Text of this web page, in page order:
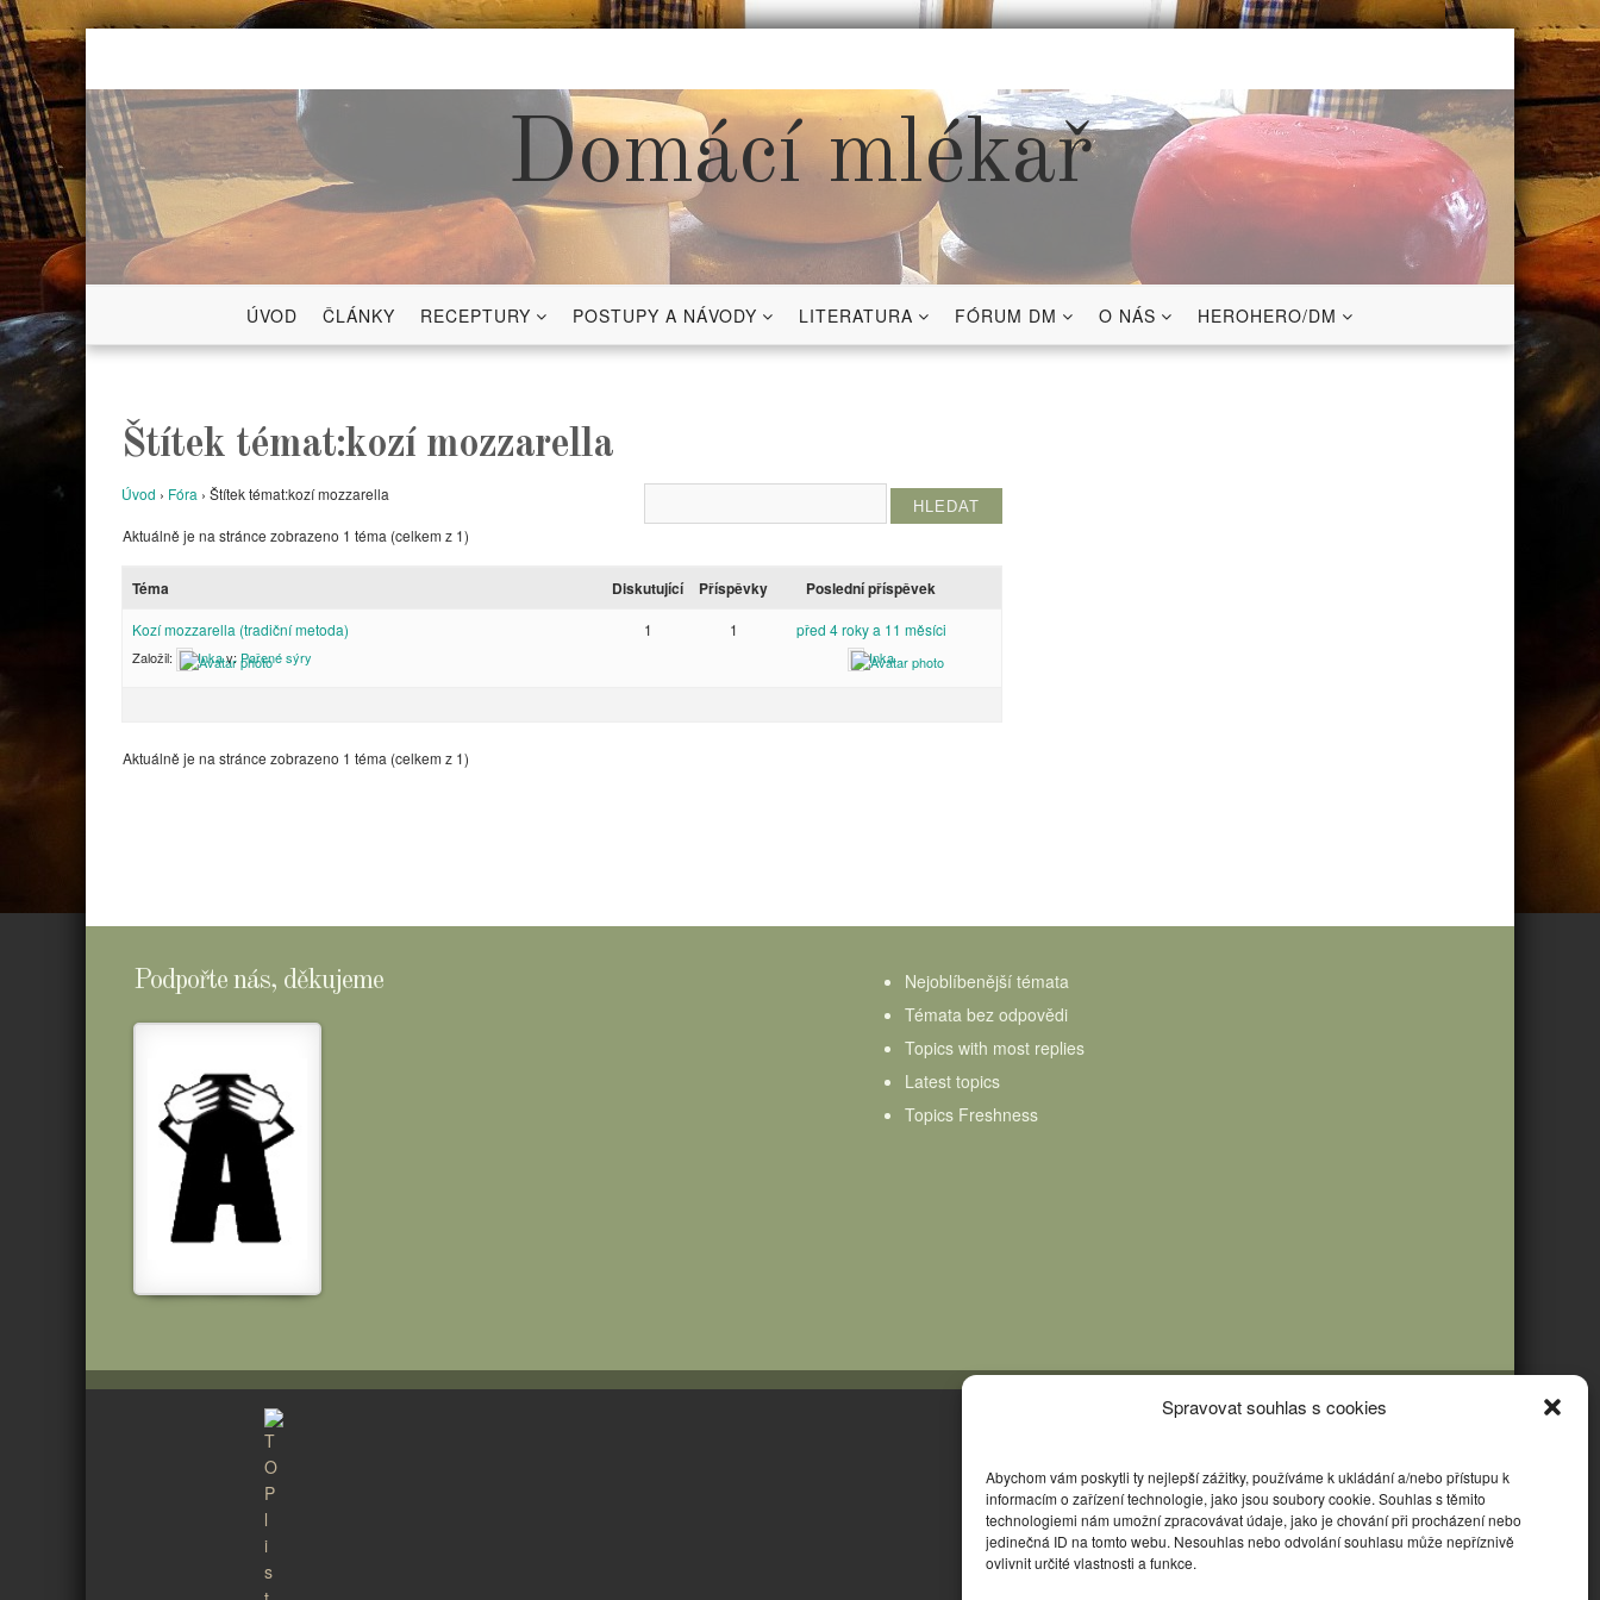
Spravovat souhlas s cookies
Abychom vám poskytli ty nejlepší zážitky, používáme k ukládání a/nebo přístupu k
informacím o zařízení technologie, jako jsou soubory cookie. Souhlas s těmito
technologiemi nám umožní zpracovávat údaje, jako je chování při procházení nebo
jedinečná ID na tomto webu. Nesouhlas nebo odvolání souhlasu může nepříznivě
ovlivnit určité vlastnosti a funkce.
Skip
content
Domácí mlékař
ÚVOD ČLÁNKY RECEPTURY POSTUPY A NÁVODY LITERATURA FÓRUM DM O NÁS HEROHERO/DM
Štítek témat:kozí mozzarella
Úvod › Fóra › Štítek témat:kozí mozzarella
Aktuálně je na stránce zobrazeno 1 téma (celkem z 1)
Téma Diskutující Příspěvky Poslední příspěvek
Kozí mozzarella (tradiční metoda)
Založil: Inkav:Pařené sýry
1 1 před 4 roky a 11 měsíci
Inka
Aktuálně je na stránce zobrazeno 1 téma (celkem z 1)
Podpořte nás, děkujeme
Nejoblíbenější témata
Témata bez odpovědi
Topics with most replies
Latest topics
Topics Freshness